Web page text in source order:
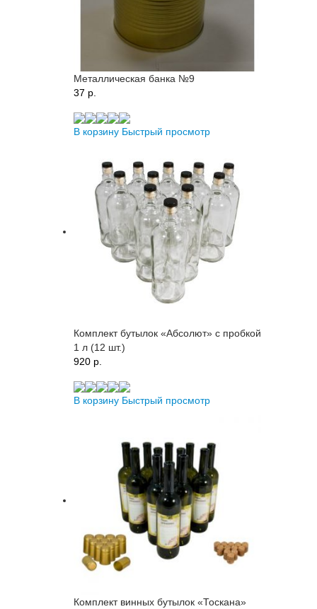
Металлическая банка №9
37 p.
В корзину Быстрый просмотр
Комплект бутылок «Абсолют» с пробкой
1 л (12 шт.)
920 p.
В корзину Быстрый просмотр
Комплект винных бутылок «Тоскана»